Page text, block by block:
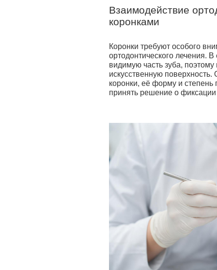
Взаимодействие
коронками
Коронки требуют особого
ортодонтического лечения.
видимую часть зуба,
искусственную
коронки, её форму и степень
принять решение о